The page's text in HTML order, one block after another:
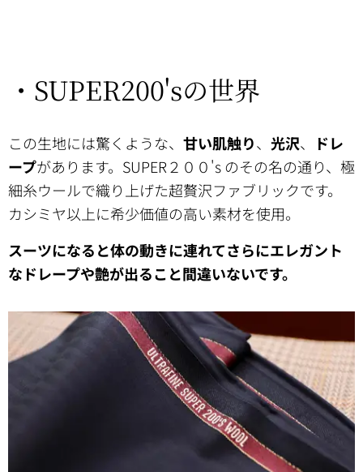
・SUPER200'sの世界
この生地には驚くような、 甘い肌触り、 光沢、
ドレ
ープがあります。SUPER２００'s のその名の通り、極
細糸ウールで織り上げた超贅沢ファブリックです。
カシミヤ以上に希少価値の高い素材を使用。
スーツになると体の動きに連れてさらにエレガント
なドレープや艶が出ること間違いないです。